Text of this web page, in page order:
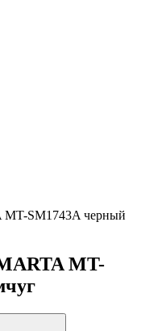
MT-SM1743A черный
MT-